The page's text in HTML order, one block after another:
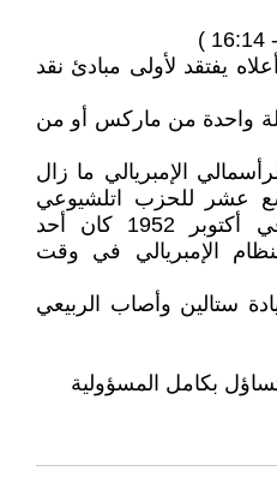
يفتقد لأولى مبادئ نقد
واحدة من ماركس أو من
الإمبريالي ما زال
عشر للحزب اتلشيوعي
السوفياتي بقيادة ستالين في أكتوبر 1952 كان أحد
الإمبريالي في وقت
ستالين وأصاب الربيعي
بكامل المسؤولية